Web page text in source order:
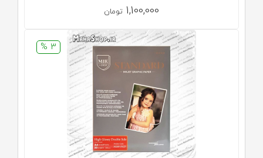
1,100,000 تومان
3 %